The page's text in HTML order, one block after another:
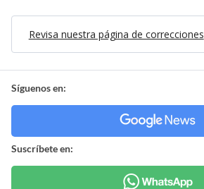
Revisa nuestra página de correcciones
Síguenos en:
Suscríbete en: